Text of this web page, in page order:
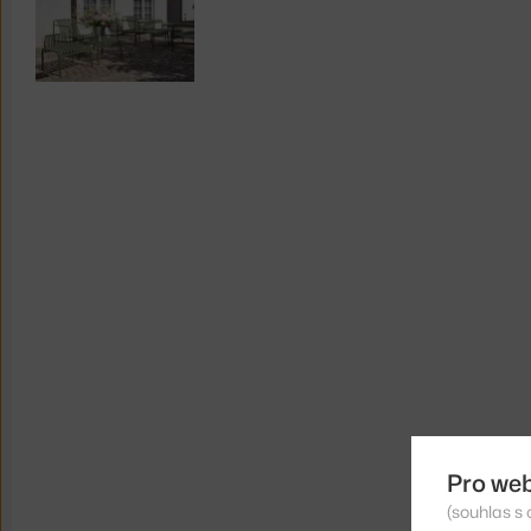
Pro
(souhlas s